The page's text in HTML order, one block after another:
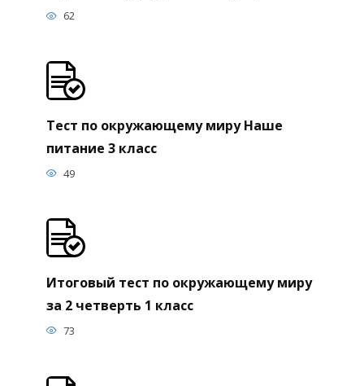
62
Тест по окружающему миру Наше
питание 3 класс
49
Итоговый тест по окружающему миру
за 2 четверть 1 класс
73